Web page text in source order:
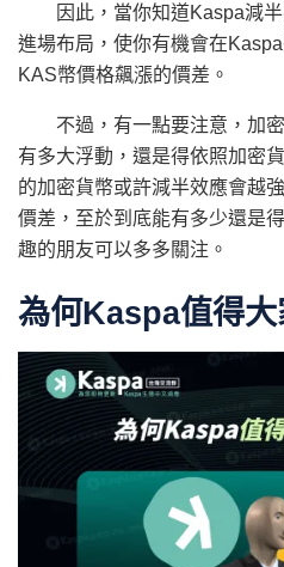
因此，當你知道Kaspa減半
進場布局，使你有機會在
KAS幣價格飆漲的價差。
不過，有一點要注意，加密
有多大浮動，還是得依照加密
的加密貨幣或許減半效應會越
價差，至於到底能有多少還是
趣的朋友可以多多關注。
為何Kaspa值得大